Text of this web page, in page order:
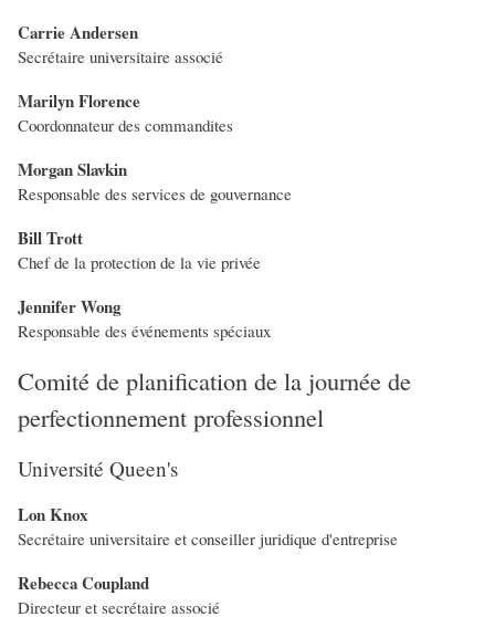
Carrie Andersen
Secrétaire universitaire associé
Marilyn Florence
Coordonnateur des commandites
Morgan Slavkin
Responsable des services de gouvernance
Bill Trott
Chef de la protection de la vie privée
Jennifer Wong
Responsable des événements spéciaux
Comité de planification de la journée de
perfectionnement professionnel
Université Queen's
Lon Knox
Secrétaire universitaire et conseiller juridique d'entreprise
Rebecca Coupland
Directeur et secrétaire associé